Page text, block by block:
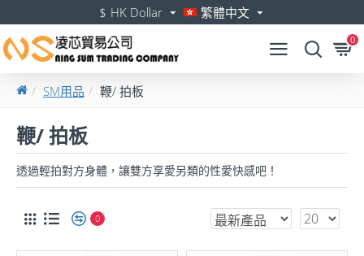
$ HK Dollar 繁體中文
0
SM用品 鞭/ 拍板
鞭/ 拍板
透過輕拍對方身體，讓雙方享愛另類的性愛快感吧！
0